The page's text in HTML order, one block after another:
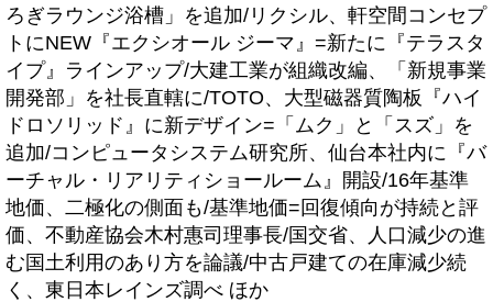
ろぎラウンジ浴槽」を追加/リクシル、軒空間コンセプ
トにNEW『エクシオール ジーマ』=新たに『テラスタ
イプ』ラインアップ/大建工業が組織改編、「新規事業
開発部」を社長直轄に/TOTO、大型磁器質陶板『ハイ
ドロソリッド』に新デザイン=「ムク」と「スズ」を
追加/コンピュータシステム研究所、仙台本社内に『バ
ーチャル・リアリティショールーム』開設/16年基準
地価、二極化の側面も/基準地価=回復傾向が持続と評
価、不動産協会木村惠司理事長/国交省、人口減少の進
む国土利用のあり方を論議/中古戸建ての在庫減少続
く、東日本レインズ調べ ほか